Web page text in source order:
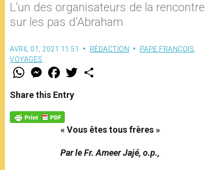
L’un des organisateurs de la rencontre
sur les pas d’Abraham
AVRIL 01, 2021 11:51 RÉDACTION PAPE FRANÇOIS
VOYAGES
W
t
s
p
p
M
e
s
e
g
e
F
a
e
b
o
k
w
Share this Entry
« Vous êtes tous frères »
Par le Fr. Ameer Jajé, o.p.,